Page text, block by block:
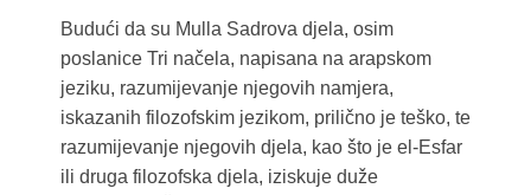
Budući da su Mulla Sadrova djela, osim
poslanice Tri načela, napisana na arapskom
jeziku, razumijevanje njegovih namjera,
iskazanih filozofskim jezikom, prilično je teško, te
razumijevanje njegovih djela, kao što je el-Esfar
ili druga filozofska djela, iziskuje duže